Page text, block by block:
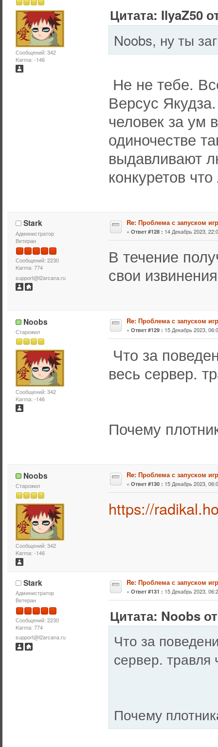
Сообщений: 342
Karma: -146
Цитата: IlyaZ50
Noobs, ну ты
Не не тебе.
Версус
человек за ум
одиночестве
выдавливают
конкуретов
Stark
Администратор
Ветеран
Сообщений: 2230
Karma: 774
support@l2arcana.ru
Re: Проблема с запуском
« Ответ #128 : 14 Декабрь 2023,
В течение
свои
Noobs
Старожил
Сообщений: 342
Karma: -146
Re: Проблема с запуском
« Ответ #129 : 15 Декабрь 2023,
Что за
весь сервер.
Почему
Noobs
Старожил
Сообщений: 342
Karma: -146
Re: Проблема с запуском
« Ответ #130 : 15 Декабрь 2023,
https://
Stark
Администратор
Ветеран
Сообщений: 2230
Karma: 774
support@l2arcana.ru
Re: Проблема с запуском
« Ответ #131 : 15 Декабрь 2023,
Цитата: Noobs
Что за
сервер. травля
Почему